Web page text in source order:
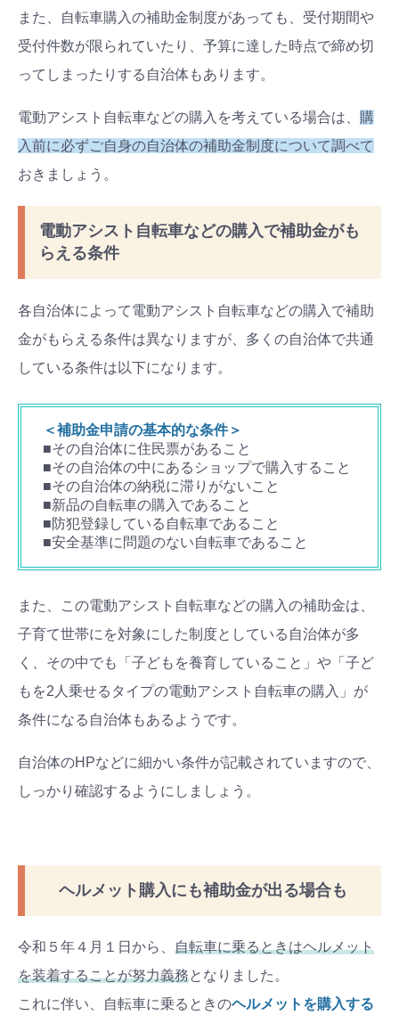
また、自転車購入の補助金制度があっても、受付期間や
受付件数が限られていたり、予算に達した時点で締め切
ってしまったりする自治体もあります。
電動アシスト自転車などの購入を考えている場合は、 購
入前に必ずご自身の自治体の補助金制度について調べて
おきましょう。
電動アシスト自転車などの購入で補助金がも
らえる条件
各自治体によって電動アシスト自転車などの購入で補助
金がもらえる条件は異なりますが、多くの自治体で共通
している条件は以下になります。
＜補助金申請の基本的な条件＞
■その自治体に住民票があること
■その自治体の中にあるショップで購入すること
■その自治体の納税に滞りがないこと
■新品の自転車の購入であること
■防犯登録している自転車であること
■安全基準に問題のない自転車であること
また、この電動アシスト自転車などの購入の補助金は、
子育て世帯にを対象にした制度としている自治体が多
く、その中でも「子どもを養育していること」や「子ど
もを2人乗せるタイプの電動アシスト自転車の購入」が
条件になる自治体もあるようです。
自治体のHPなどに細かい条件が記載されていますので、
しっかり確認するようにしましょう。
ヘルメット購入にも補助金が出る場合も
令和５年４月１日から、 自転車に乗るときはヘルメット
を装着することが努力義務となりました。
これに伴い、自転車に乗るときのヘルメットを購入する